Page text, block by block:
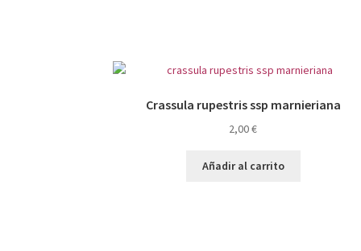
Crassula rupestris ssp marnieriana
2,00€
Añadir al carrito